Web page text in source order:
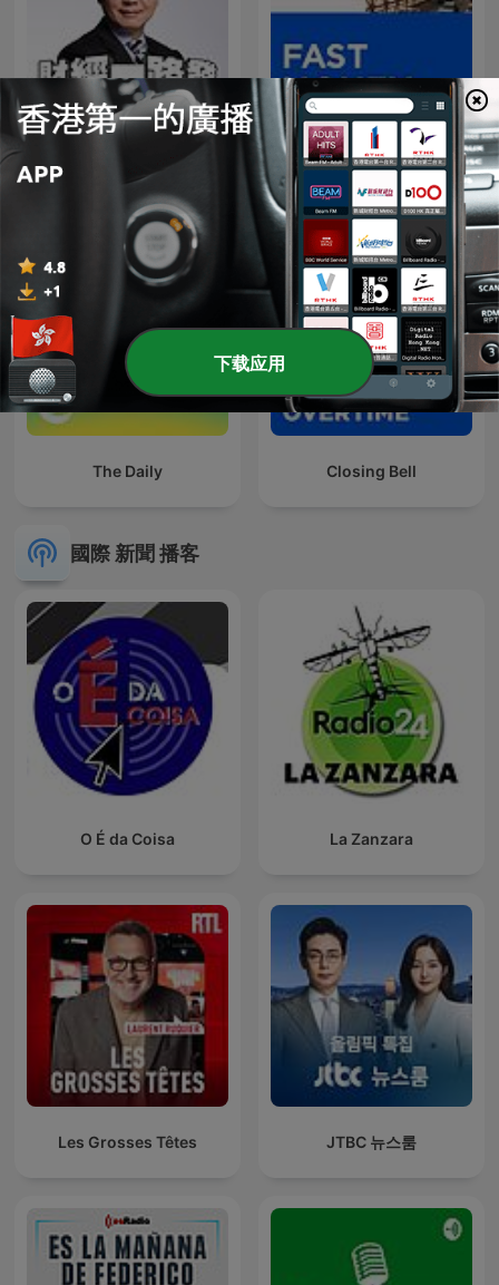
財經一路發 CNBC's "Fast Money"
The Daily Closing Bell
國際 新聞 播客
O É da Coisa La Zanzara
Les Grosses Têtes JTBC 뉴스룸
下载应用